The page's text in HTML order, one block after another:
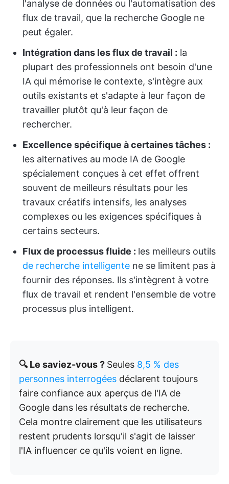
l'analyse de données ou l'automatisation des
flux de travail, que la recherche Google ne
peut égaler.
Intégration dans les flux de travail : la
plupart des professionnels ont besoin d'une
IA qui mémorise le contexte, s'intègre aux
outils existants et s'adapte à leur façon de
travailler plutôt qu'à leur façon de
rechercher.
Excellence spécifique à certaines tâches :
les alternatives au mode IA de Google
spécialement conçues à cet effet offrent
souvent de meilleurs résultats pour les
travaux créatifs intensifs, les analyses
complexes ou les exigences spécifiques à
certains secteurs.
Flux de processus fluide : les meilleurs outils
de recherche intelligente ne se limitent pas à
fournir des réponses. Ils s'intègrent à votre
flux de travail et rendent l'ensemble de votre
processus plus intelligent.
🔍 Le saviez-vous ? Seules 8,5 % des
personnes interrogées déclarent toujours
faire confiance aux aperçus de l'IA de
Google dans les résultats de recherche.
Cela montre clairement que les utilisateurs
restent prudents lorsqu'il s'agit de laisser
l'IA influencer ce qu'ils voient en ligne.